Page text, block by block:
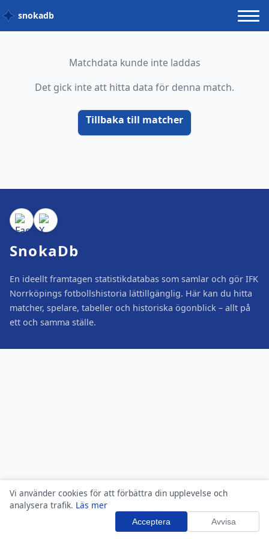
Vi använder cookies för att förbättra din upplevelse och
analysera trafik. Läs mer
Acceptera Avvisa
snokadb
Matchdata kunde inte laddas
Det gick inte att hitta data för denna match.
Tillbaka till matcher
SnokaDb
En ideellt framtagen statistikdatabas som samlar och gör IFK
Norrköpings fotbollshistoria lättillgänglig. Här kan du hitta
matcher, spelare, tabeller och historiska ögonblick – allt på
ett och samma ställe.